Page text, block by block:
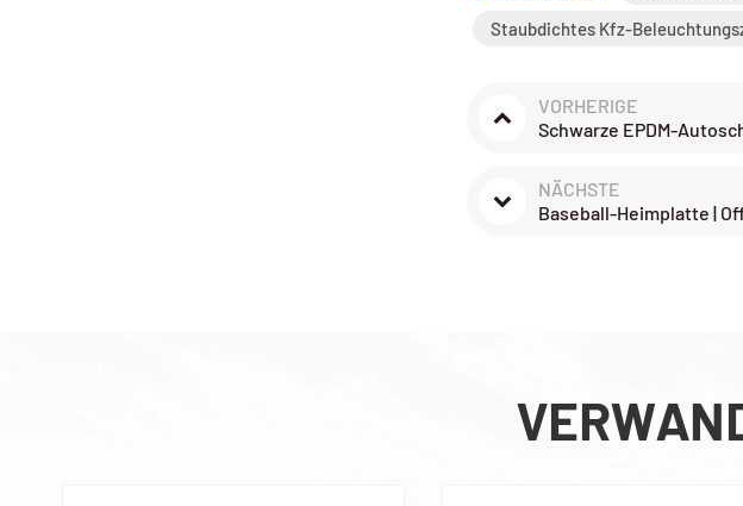
Staubdichtes Kfz-
VORHERIGE
Schwarze EPDM-
NÄCHSTE
Baseball-Heimplatte |